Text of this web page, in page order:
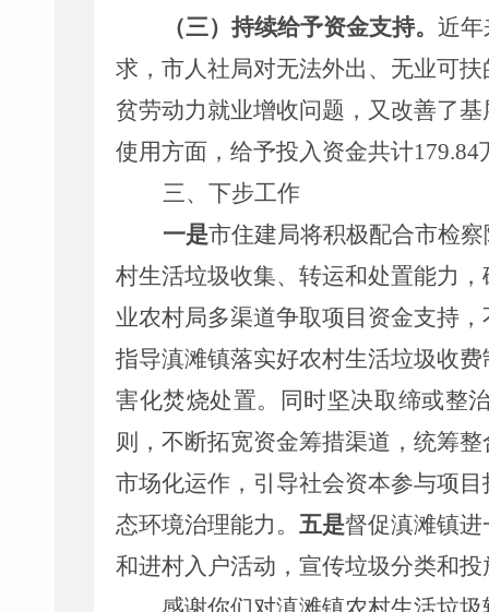
（三）持续给予资金支持。 近年
求，市人社局对无法外出、无业可
贫劳动力就业增收问题，又改善了
使用方面，给予投入资金共计179.84
三、下步工作
一是市住建局将积极配合市检
村生活垃圾收集、转运和处置能力
业农村局多渠道争取项目资金支持
指导滇滩镇落实好农村生活垃圾收
害化焚烧处置。同时坚决取缔或整
则，不断拓宽资金筹措渠道，统筹
市场化运作，引导社会资本参与项
态环境治理能力。五是督促滇滩镇
和进村入户活动，宣传垃圾分类和